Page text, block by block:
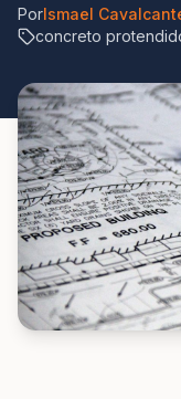
PorIsmael
concreto